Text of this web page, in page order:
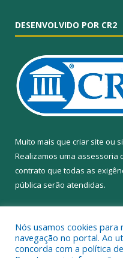
DESENVOLVIDO POR CR2
Muito mais que criar site ou
Realizamos uma assessoria
contrato que todas as
pública serão atendidas.
Nós usamos cookies para
navegação no portal. Ao
concorda com a política